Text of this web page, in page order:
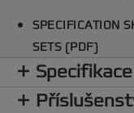
SPECIFICATION
SETS (PDF)